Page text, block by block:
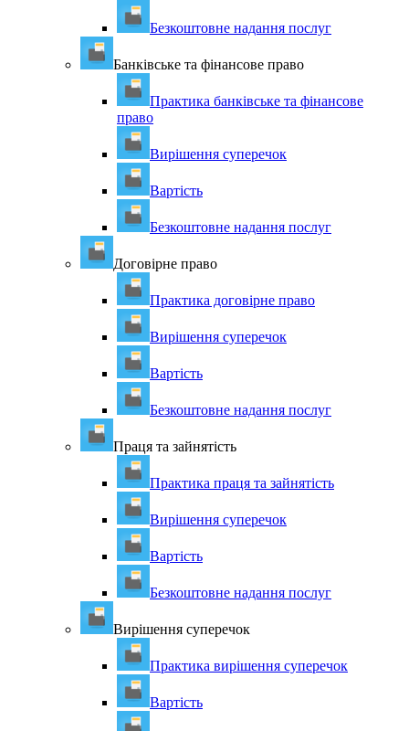
Безкоштовне надання послуг
Банківське та фінансове право
Практика банківське та фінансове
право
Вирішення суперечок
Вартість
Безкоштовне надання послуг
Договірне право
Практика договірне право
Вирішення суперечок
Вартість
Безкоштовне надання послуг
Праця та зайнятість
Практика праця та зайнятість
Вирішення суперечок
Вартість
Безкоштовне надання послуг
Вирішення суперечок
Практика вирішення суперечок
Вартість